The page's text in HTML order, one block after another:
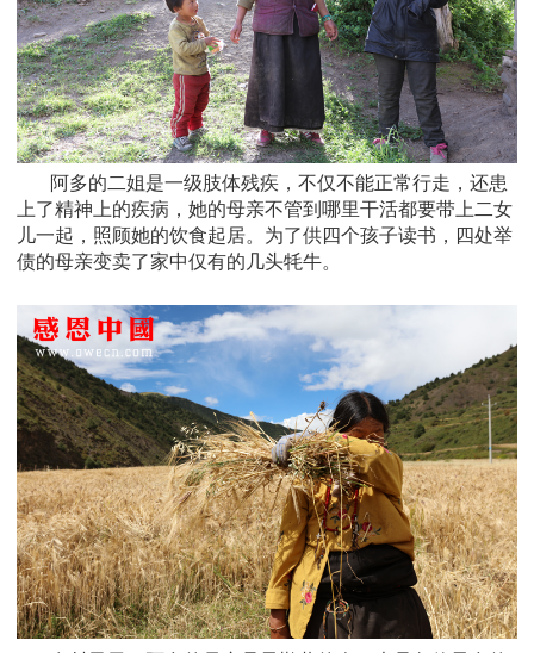
阿多的二姐是一级肢体残疾，不仅不能正常行走，还患
上了精神上的疾病，她的母亲不管到哪里干活都要带上二女
儿一起，照顾她的饮食起居。为了供四个孩子读书，四处举
债的母亲变卖了家中仅有的几头牦牛。